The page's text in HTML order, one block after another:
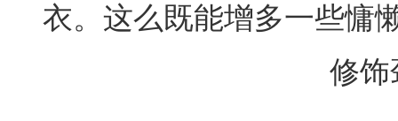
衣。这么既能增多一些慵
修饰